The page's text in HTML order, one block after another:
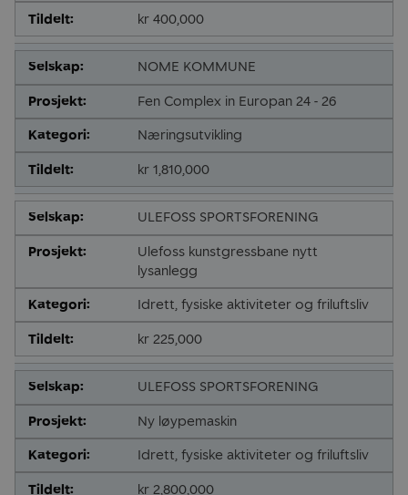
kr 400,000
NOME KOMMUNE
Fen Complex in Europan 24 - 26
Næringsutvikling
kr 1,810,000
ULEFOSS SPORTSFORENING
Ulefoss kunstgressbane nytt
lysanlegg
Idrett, fysiske aktiviteter og friluftsliv
kr 225,000
ULEFOSS SPORTSFORENING
Ny løypemaskin
Idrett, fysiske aktiviteter og friluftsliv
kr 2,800,000